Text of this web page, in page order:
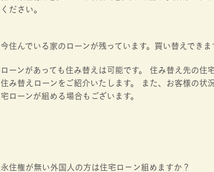
ください。
今住んでいる家のローンが残っています。買い替えできま
ローンがあっても住み替えは可能です。 住み替え先の住
住み替えローンをご紹介いたします。 また、お客様の状
宅ローンが組める場合もございます。
永住権が無い外国人の方は住宅ロ－ン組めますか？